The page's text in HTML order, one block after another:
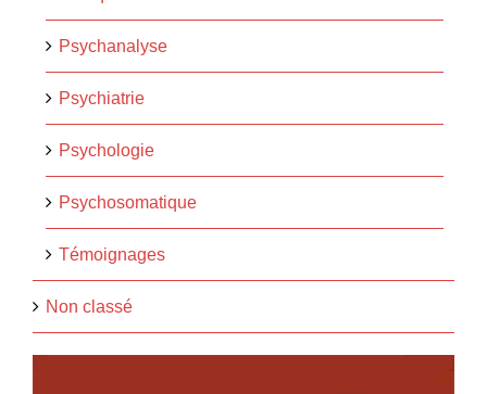
Psychanalyse
Psychiatrie
Psychologie
Psychosomatique
Témoignages
Non classé